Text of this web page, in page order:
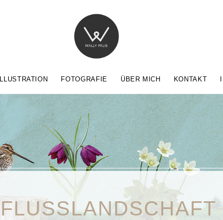
ILLUSTRATION FOTOGRAFIE ÜBER MICH KONTAKT
FLUSSLANDSCHAFT